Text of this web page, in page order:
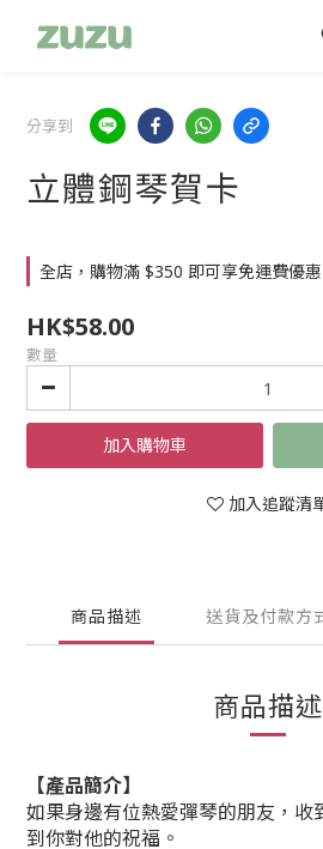
分享到
立體鋼琴賀卡
全店，購物滿 $350 即可享免運費優惠
HK$58.00
數量
加入購物車
加入追蹤清
商品描述 送貨及付款方
商品描述
【產品簡介】
如果身邊有位熱愛彈琴的朋友，收
到你對他的祝福。